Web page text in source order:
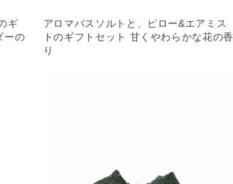
ギ
ーの
アロマバスソルトと、ピロー&エアミス
トのギフトセット 甘くやわらかな花の香
り